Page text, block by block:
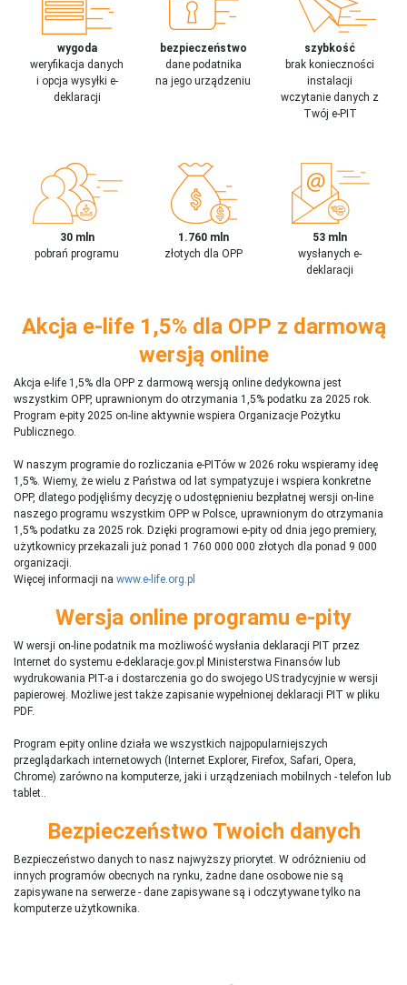
wygoda
weryfikacja danych
i opcja wysyłki e-
deklaracji
bezpieczeństwo
dane podatnika
na jego urządzeniu
szybkość
brak konieczności
instalacji
wczytanie danych z
Twój e-PIT
30 mln
pobrań programu
1.760 mln
złotych dla OPP
53 mln
wysłanych e-
deklaracji
Akcja e-life 1,5% dla OPP z darmową
wersją online
Akcja e-life 1,5% dla OPP z darmową wersją online dedykowna jest
wszystkim OPP, uprawnionym do otrzymania 1,5% podatku za 2025 rok.
Program e-pity 2025 on-line aktywnie wspiera Organizacje Pożytku
Publicznego.
W naszym programie do rozliczania e-PITów w 2026 roku wspieramy ideę
1,5%. Wiemy, że wielu z Państwa od lat sympatyzuje i wspiera konkretne
OPP, dlatego podjęliśmy decyzję o udostępnieniu bezpłatnej wersji on-line
naszego programu wszystkim OPP w Polsce, uprawnionym do otrzymania
1,5% podatku za 2025 rok. Dzięki programowi e-pity od dnia jego premiery,
użytkownicy przekazali już ponad 1 760 000 000 złotych dla ponad 9 000
organizacji.
Więcej informacji na www.e-life.org.pl
Wersja online programu e-pity
W wersji on-line podatnik ma możliwość wysłania deklaracji PIT przez
Internet do systemu e-deklaracje.gov.pl Ministerstwa Finansów lub
wydrukowania PIT-a i dostarczenia go do swojego US tradycyjnie w wersji
papierowej. Możliwe jest także zapisanie wypełnionej deklaracji PIT w pliku
PDF.
Program e-pity online działa we wszystkich najpopularniejszych
przeglądarkach internetowych (Internet Explorer, Firefox, Safari, Opera,
Chrome) zarówno na komputerze, jaki i urządzeniach mobilnych - telefon lub
tablet..
Bezpieczeństwo Twoich danych
Bezpieczeństwo danych to nasz najwyższy priorytet. W odróżnieniu od
innych programów obecnych na rynku, żadne dane osobowe nie są
zapisywane na serwerze - dane zapisywane są i odczytywane tylko na
komputerze użytkownika.